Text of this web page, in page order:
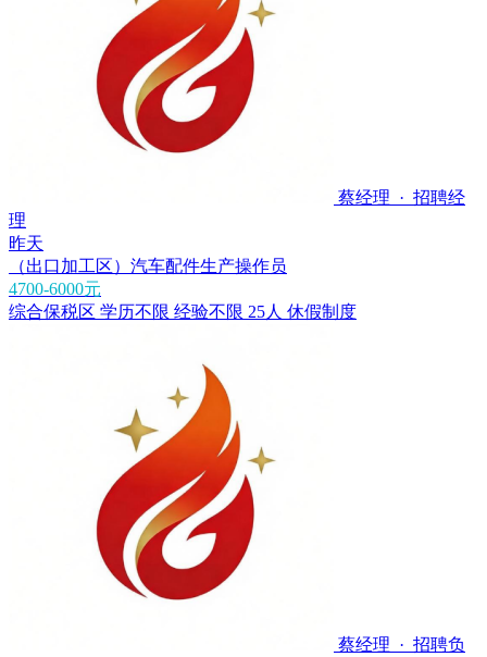
蔡经理 · 招聘经
理
昨天
（出口加工区）汽车配件生产操作员
4700-6000元
综合保税区 学历不限 经验不限 25人 休假制度
蔡经理 · 招聘负